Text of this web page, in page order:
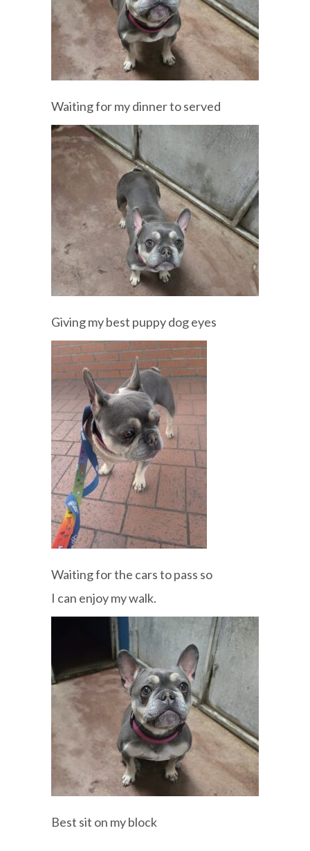
Waiting for my dinner to served
Giving my best puppy dog eyes
Waiting for the cars to pass so
I can enjoy my walk.
Best sit on my block